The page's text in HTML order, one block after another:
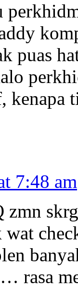
puas
kenapa
7:48 am
rasa